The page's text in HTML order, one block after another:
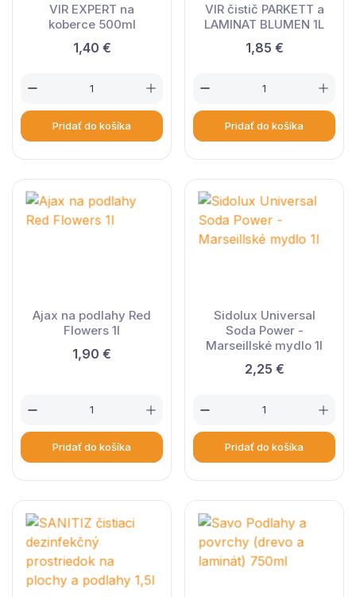
VIR EXPERT na
koberce 500ml
1,40 €
Pridať do košíka
VIR čistič PARKETT a
LAMINAT BLUMEN 1L
1,85 €
Pridať do košíka
Ajax na podlahy Red
Flowers 1l
1,90 €
Pridať do košíka
Sidolux Universal
Soda Power -
Marseillské mydlo 1l
2,25 €
Pridať do košíka